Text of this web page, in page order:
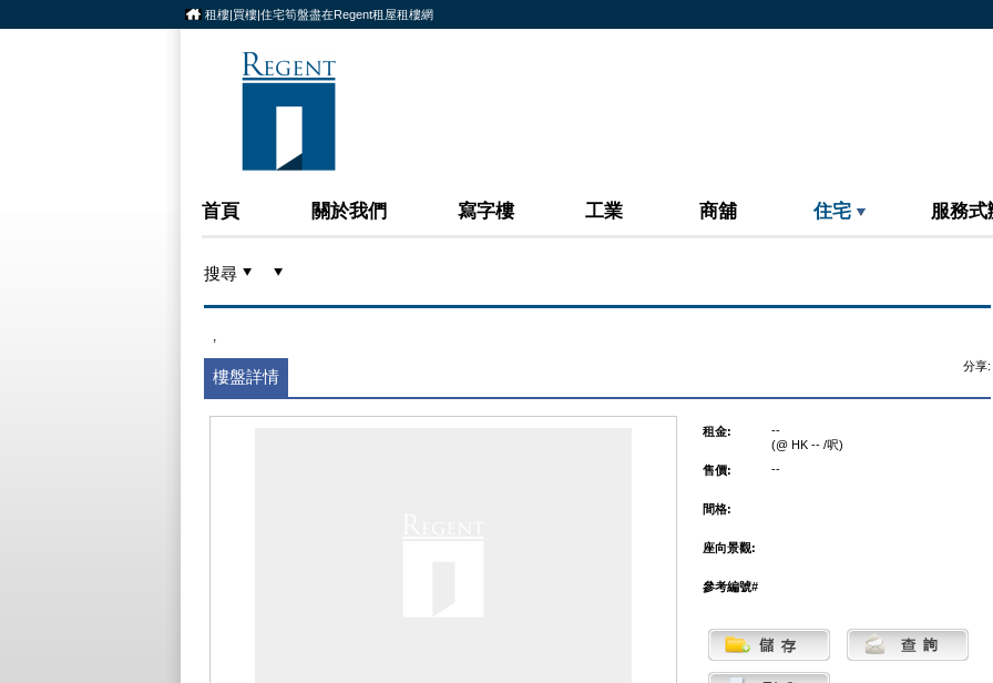
租樓|買樓|住宅筍盤盡在Regent租屋租樓網
首頁 關於我們 寫字樓 工業 商舖 住宅 服務
搜尋
,
樓盤詳情
分享:
租金:
--
(@ HK -- /呎)
售價:
--
間格:
座向景觀:
參考編號#